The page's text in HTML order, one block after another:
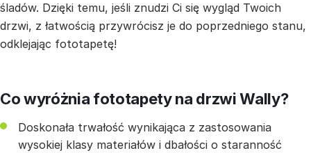
śladów. Dzięki temu, jeśli znudzi Ci się wygląd Twoich
drzwi, z łatwością przywrócisz je do poprzedniego stanu,
odklejając fototapetę!
Co wyróżnia fototapety na drzwi Wally?
Doskonała trwałość wynikająca z zastosowania
wysokiej klasy materiałów i dbałości o staranność